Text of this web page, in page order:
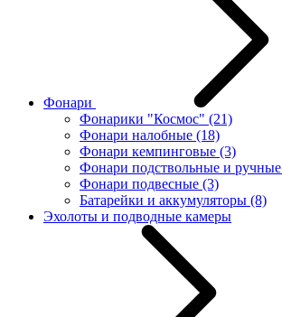
Фонари
Фонарики "Космос" (21)
Фонари налобные (18)
Фонари кемпинговые (3)
Фонари подствольные и ручные
Фонари подвесные (3)
Батарейки и аккумуляторы (8)
Эхолоты и подводные камеры